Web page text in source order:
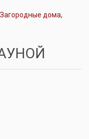
Загородные дома,